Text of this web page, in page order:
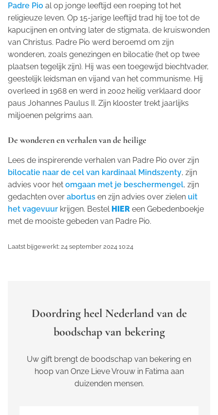
Padre Pio al op jonge leeftijd een roeping tot het
religieuze leven. Op 15-jarige leeftijd trad hij toe tot de
kapucijnen en ontving later de stigmata, de kruiswonden
van Christus. Padre Pio werd beroemd om zijn
wonderen, zoals genezingen en bilocatie (het op twee
plaatsen tegelijk zijn). Hij was een toegewijd biechtvader,
geestelijk leidsman en vijand van het communisme. Hij
overleed in 1968 en werd in 2002 heilig verklaard door
paus Johannes Paulus II. Zijn klooster trekt jaarlijks
miljoenen pelgrims aan.
De wonderen en verhalen van de heilige
Lees de inspirerende verhalen van Padre Pio over zijn
bilocatie naar de cel van kardinaal Mindszenty, zijn
advies voor het omgaan met je beschermengel, zijn
gedachten over abortus en zijn advies over zielen uit
het vagevuur krijgen. Bestel HIER een Gebedenboekje
met de mooiste gebeden van Padre Pio.
Laatst bijgewerkt: 24 september 2024 10:24
Doordring heel Nederland van de
boodschap van bekering
Uw gift brengt de boodschap van bekering en
hoop van Onze Lieve Vrouw in Fatima aan
duizenden mensen.